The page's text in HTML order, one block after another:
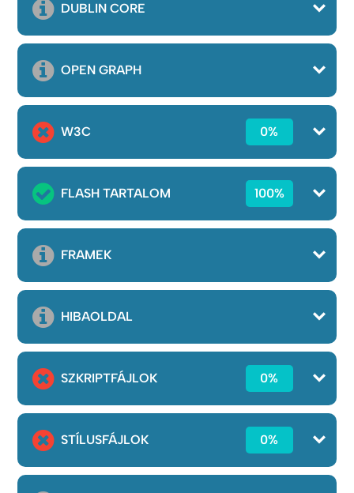
DUBLIN CORE
OPEN GRAPH
W3C 0%
FLASH TARTALOM 100%
FRAMEK
HIBAOLDAL
SZKRIPTFÁJLOK 0%
STÍLUSFÁJLOK 0%